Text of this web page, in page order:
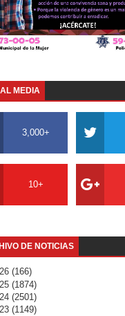
MEDIA
3,000+
10+
DE NOTICIAS
(166)
(1874)
(2501)
(1149)